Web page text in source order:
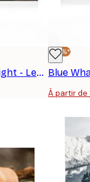
Ferdinand von Wright - Les Grands Tétras Combattants Toile
-25%*
Blue
À partir de